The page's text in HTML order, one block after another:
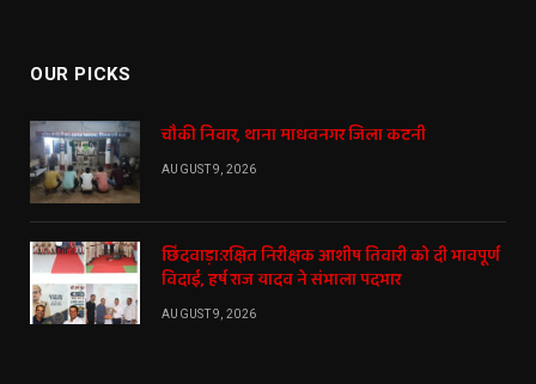
OUR PICKS
चौकी निवार, थाना माधवनगर जिला कटनी
AUGUST 9, 2026
छिंदवाड़ा:रक्षित निरीक्षक आशीष तिवारी को दी भावपूर्ण
विदाई, हर्ष राज यादव ने संभाला पदभार
AUGUST 9, 2026